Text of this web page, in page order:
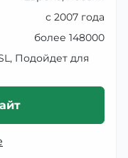
с 2007 года
более 148000
Подойдет для